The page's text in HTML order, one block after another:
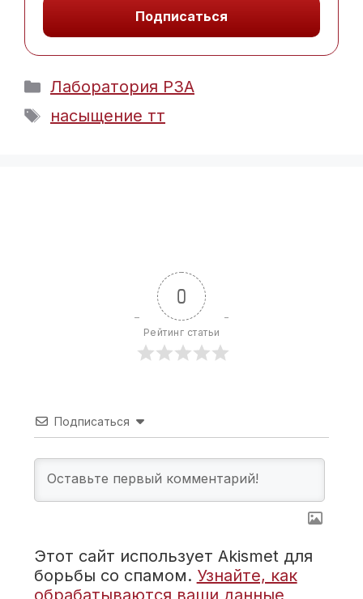
Подписаться
Рубрики
Лаборатория РЗА
Метки
насыщение тт
0
Рейтинг статьи
Подписаться
Этот сайт использует Akismet для
борьбы со спамом. Узнайте, как
обрабатываются ваши данные